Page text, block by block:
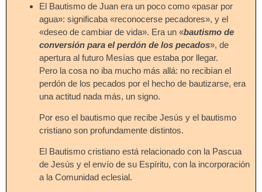
El Bautismo de Juan era un poco como «pasar por
agua»: significaba «reconocerse pecadores», y el
«deseo de cambiar de vida». Era un «bautismo de
conversión para el perdón de los pecados», de
apertura al futuro Mesías que estaba por llegar.
Pero la cosa no iba mucho más allá: no recibían el
perdón de los pecados por el hecho de bautizarse, era
una actitud nada más, un signo.
Por eso el bautismo que recibe Jesús y el bautismo
cristiano son profundamente distintos.
El Bautismo cristiano está relacionado con la Pascua
de Jesús y el envío de su Espíritu, con la incorporación
a la Comunidad eclesial.